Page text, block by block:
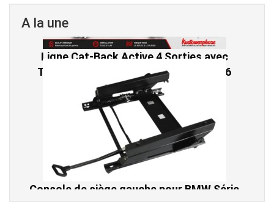
A la une
Console de siège gauche pour BMW Série
3 E46 (hors Cabriolet et CSL) et BMW X3
E83 (2004-2010)